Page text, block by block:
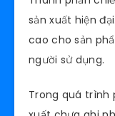
sản xuất hiện
cao cho sản
người sử dụng.
Trong quá trình